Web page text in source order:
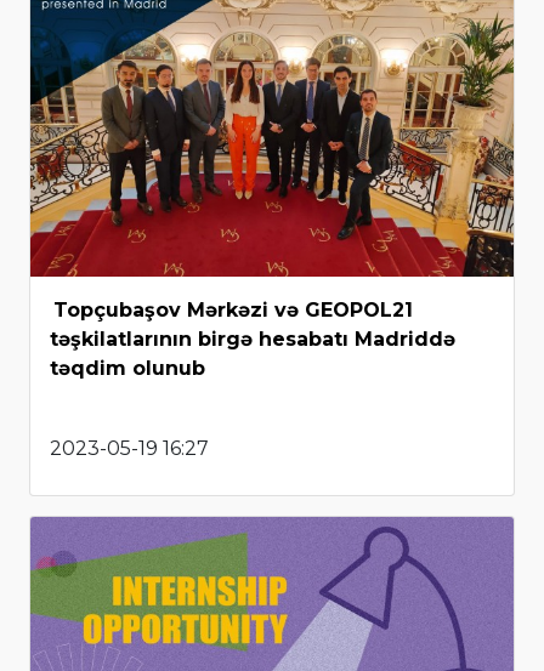
Topçubaşov Mərkəzi və GEOPOL21
təşkilatlarının birgə hesabatı Madriddə
təqdim olunub
2023-05-19 16:27